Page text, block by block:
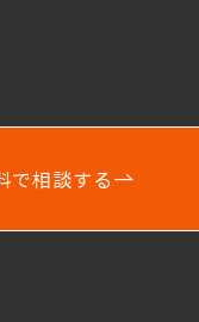
で相談する